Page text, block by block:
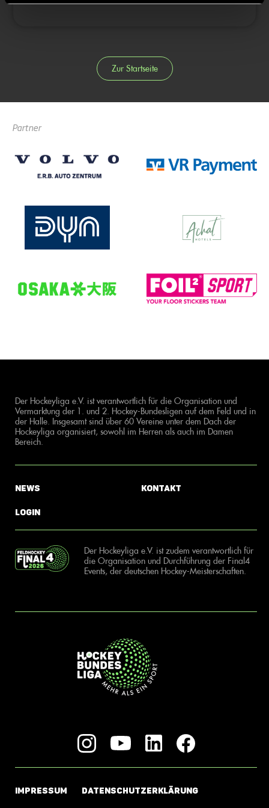
Zur Startseite
Partner
Der Hockeyliga e.V. ist verantwortlich für die Organisation und
Vermarktung der 1. und 2. Hockey-Bundesligen auf dem Feld und in
der Halle. Insgesamt sind über 60 Vereine unter dem Dach der
Hockeyliga organisiert, sowohl im Herren als auch im Damen
Bereich.
News
Login
Kontakt
Der Hockeyliga e.V. ist zudem verantwortlich für
die Organisation und Durchführung der Final4
Events, der deutschen Hockey-Meisterschaften.
IMPRESSUM DATENSCHUTZERKLÄRUNG